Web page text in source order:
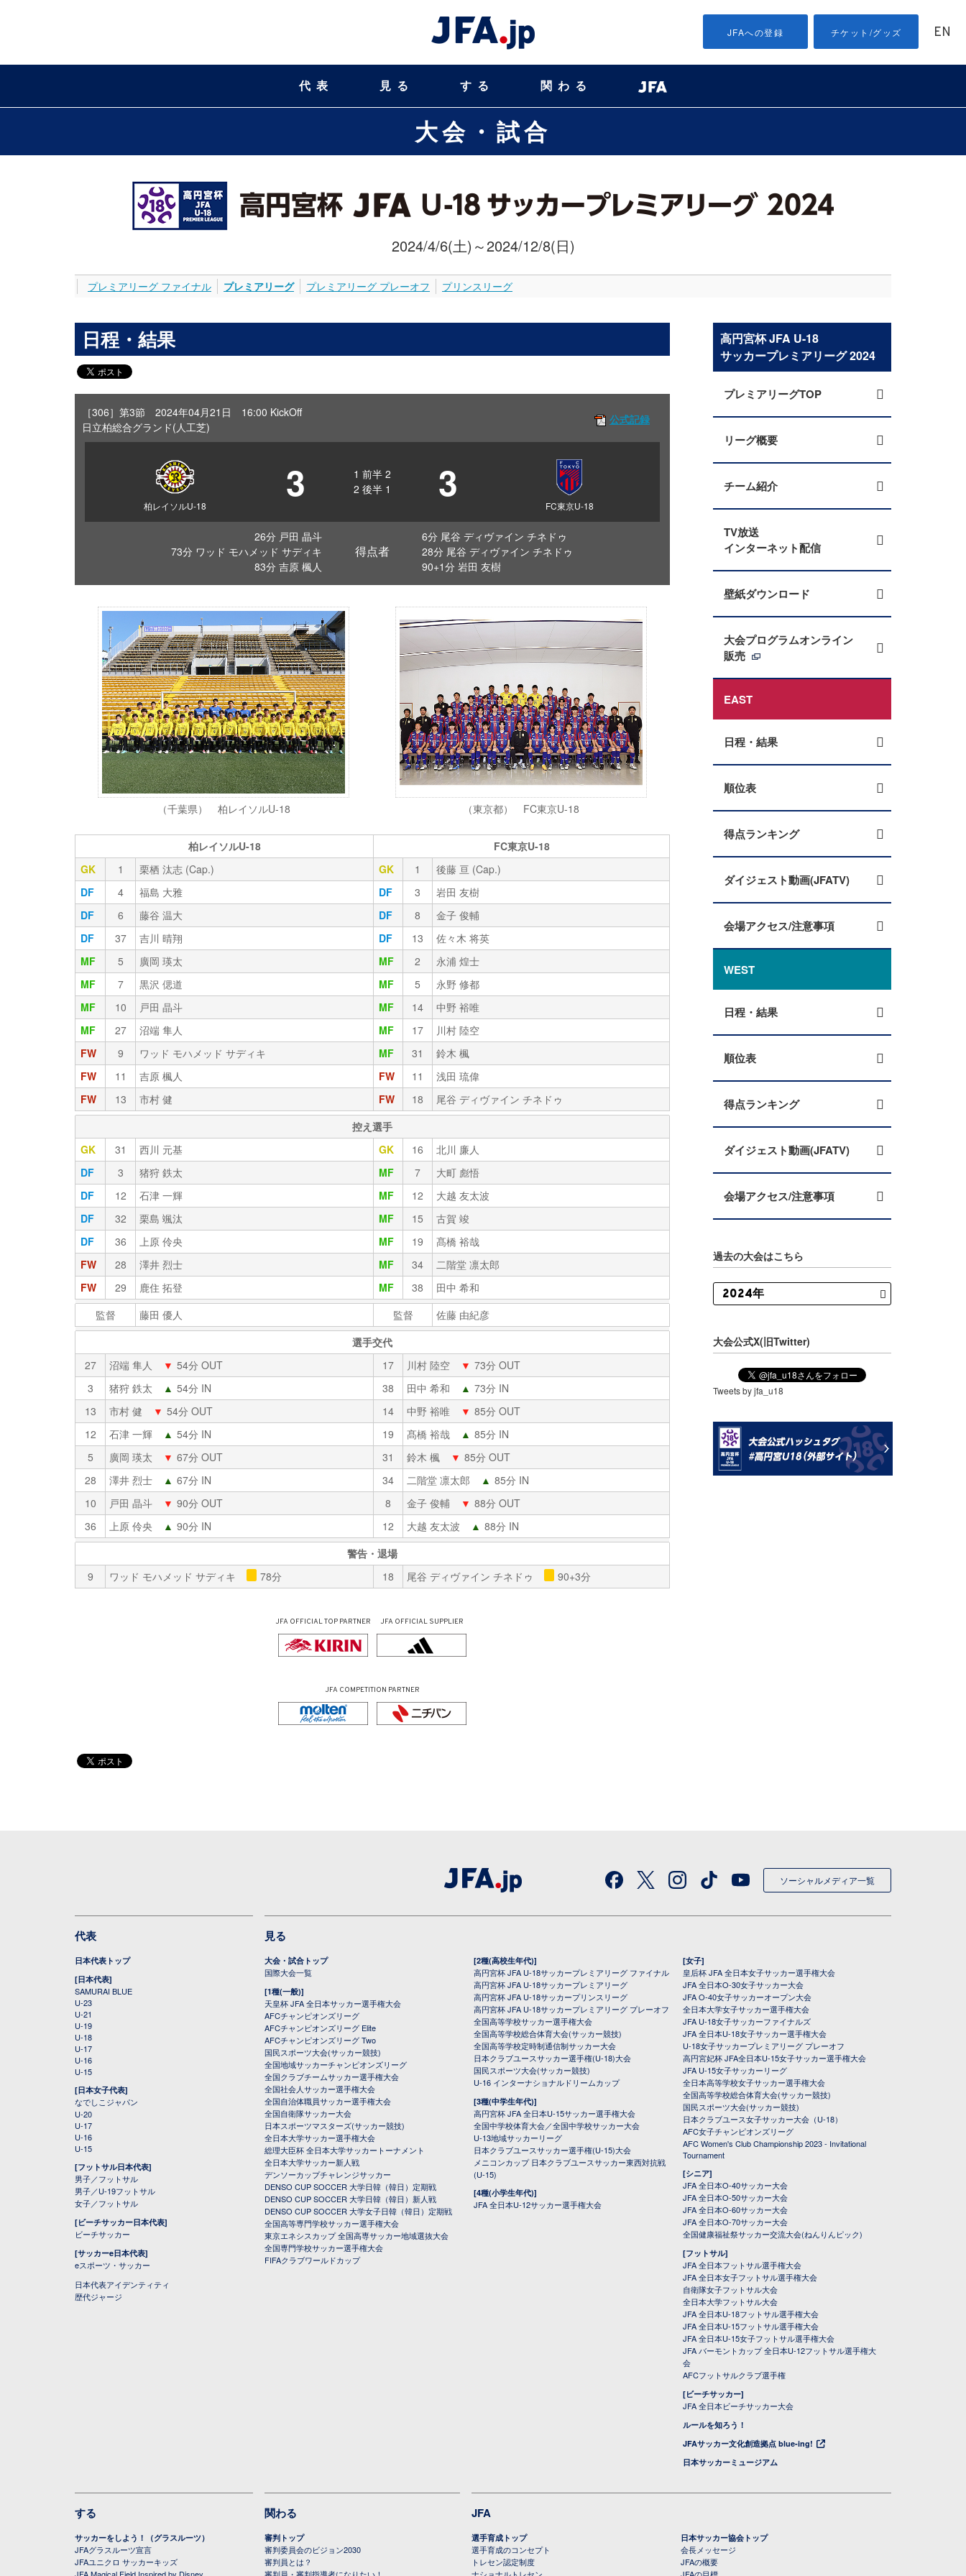
JFAへの登録 チケット/グッズ EN
代表 見る する 関わる
大会・試合
2024/4/6(土)～2024/12/8(日)
プレミアリーグ ファイナル プレミアリーグ プレミアリーグ プレーオフ プリンスリーグ
日程・結果
［306］第3節 2024年04月21日 16:00 KickOff
日立柏総合グランド(人工芝)
公式記録
柏レイソルU-18 3 1 前半 2
2 後半 1 3 FC東京U-18
26分 戸田 晶斗
73分 ワッド モハメッド サディキ
83分 吉原 楓人
得点者
6分 尾谷 ディヴァイン チネドゥ
28分 尾谷 ディヴァイン チネドゥ
90+1分 岩田 友樹
（千葉県） 柏レイソルU-18 （東京都） FC東京U-18
柏レイソルU-18
FC東京U-18
GK
1 栗栖 汰志 (Cap.) GK 1
後藤 亘 (Cap.)
DF
4 福島 大雅 DF 3
岩田 友樹
DF
6 藤谷 温大 DF 8
金子 俊輔
DF
37 吉川 晴翔 DF 13
佐々木 将英
MF
5 廣岡 瑛太 MF 2
永浦 煌士
MF
7 黒沢 偲道 MF 5
永野 修都
MF
10 戸田 晶斗 MF 14
中野 裕唯
MF
27 沼端 隼人 MF 17
川村 陸空
FW
9 ワッド モハメッド サディキ MF 31
鈴木 楓
FW
11 吉原 楓人 FW 11
浅田 琉偉
FW
13 市村 健 FW 18
尾谷 ディヴァイン チネドゥ
控え選手
GK
31 西川 元基 GK 16
北川 廉人
DF
3 猪狩 鉄太 MF 7
大町 彪悟
DF
12 石津 一輝 MF 12
大越 友太波
DF
32 栗島 颯汰 MF 15
古賀 竣
DF
36 上原 伶央 MF 19
髙橋 裕哉
FW
28 澤井 烈士 MF 34
二階堂 凛太郎
FW
29 鹿住 拓登 MF 38
田中 希和
監督
藤田 優人 監督
佐藤 由紀彦
選手交代
27
沼端 隼人 ▼ 54分 OUT 17 川村 陸空 ▼ 73分 OUT
3
猪狩 鉄太 ▲ 54分 IN 38 田中 希和 ▲ 73分 IN
13
市村 健 ▼ 54分 OUT 14 中野 裕唯 ▼ 85分 OUT
12
石津 一輝 ▲ 54分 IN 19 髙橋 裕哉 ▲ 85分 IN
5
廣岡 瑛太 ▼ 67分 OUT 31 鈴木 楓 ▼ 85分 OUT
28
澤井 烈士 ▲ 67分 IN 34 二階堂 凛太郎 ▲ 85分 IN
10
戸田 晶斗 ▼ 90分 OUT 8 金子 俊輔 ▼ 88分 OUT
36
上原 伶央 ▲ 90分 IN 12 大越 友太波 ▲ 88分 IN
警告・退場
9
ワッド モハメッド サディキ 78分 18 尾谷 ディヴァイン チネドゥ 90+3分
JFA OFFICIALTOP PARTNER JFA OFFICIAL SUPPLIER
JFA COMPETITION PARTNER
高円宮杯 JFA U-18
サッカープレミアリーグ 2024
プレミアリーグTOP
リーグ概要
チーム紹介
TV放送
インターネット配信
壁紙ダウンロード
大会プログラムオンライン
販売
EAST
日程・結果
順位表
得点ランキング
ダイジェスト動画(JFATV)
会場アクセス/注意事項
WEST
日程・結果
順位表
得点ランキング
ダイジェスト動画(JFATV)
会場アクセス/注意事項
過去の大会はこちら
大会公式X(旧Twitter)
Tweets by jfa_u18
ソーシャルメディア一覧
代表
日本代表トップ
[日本代表]
SAMURAI BLUE
U-23
U-21
U-19
U-18
U-17
U-16
U-15
[日本女子代表]
なでしこジャパン
U-20
U-17
U-16
U-15
[フットサル日本代表]
男子／フットサル
男子／U-19フットサル
女子／フットサル
[ビーチサッカー日本代表]
ビーチサッカー
[サッカーe日本代表]
eスポーツ・サッカー
日本代表アイデンティティ
歴代ジャージ
見る
大会・試合トップ
国際大会一覧
[1種(一般)]
天皇杯 JFA 全日本サッカー選手権大会
AFCチャンピオンズリーグ
AFCチャンピオンズリーグ Elite
AFCチャンピオンズリーグ Two
国民スポーツ大会(サッカー競技)
全国地域サッカーチャンピオンズリーグ
全国クラブチームサッカー選手権大会
全国社会人サッカー選手権大会
全国自治体職員サッカー選手権大会
全国自衛隊サッカー大会
日本スポーツマスターズ(サッカー競技)
全日本大学サッカー選手権大会
総理大臣杯 全日本大学サッカートーナメント
全日本大学サッカー新人戦
デンソーカップチャレンジサッカー
DENSO CUP SOCCER 大学日韓（韓日）定期戦
DENSO CUP SOCCER 大学日韓（韓日）新人戦
DENSO CUP SOCCER 大学女子日韓（韓日）定期戦
全国高等専門学校サッカー選手権大会
東京エネシスカップ 全国高専サッカー地域選抜大会
全国専門学校サッカー選手権大会
FIFAクラブワールドカップ
[2種(高校生年代)]
高円宮杯 JFA U-18サッカープレミアリーグ ファイナル
高円宮杯 JFA U-18サッカープレミアリーグ
高円宮杯 JFA U-18サッカープリンスリーグ
高円宮杯 JFA U-18サッカープレミアリーグ プレーオフ
全国高等学校サッカー選手権大会
全国高等学校総合体育大会(サッカー競技)
全国高等学校定時制通信制サッカー大会
日本クラブユースサッカー選手権(U-18)大会
国民スポーツ大会(サッカー競技)
U-16 インターナショナルドリームカップ
[3種(中学生年代)]
高円宮杯 JFA 全日本U-15サッカー選手権大会
全国中学校体育大会／全国中学校サッカー大会
U-13地域サッカーリーグ
日本クラブユースサッカー選手権(U-15)大会
メニコンカップ 日本クラブユースサッカー東西対抗戦
(U-15)
[4種(小学生年代)]
JFA 全日本U-12サッカー選手権大会
[女子]
皇后杯 JFA 全日本女子サッカー選手権大会
JFA 全日本O-30女子サッカー大会
JFA O-40女子サッカーオープン大会
全日本大学女子サッカー選手権大会
JFA U-18女子サッカーファイナルズ
JFA 全日本U-18女子サッカー選手権大会
U-18女子サッカープレミアリーグ プレーオフ
高円宮妃杯 JFA全日本U-15女子サッカー選手権大会
JFA U-15女子サッカーリーグ
全日本高等学校女子サッカー選手権大会
全国高等学校総合体育大会(サッカー競技)
国民スポーツ大会(サッカー競技)
日本クラブユース女子サッカー大会（U-18）
AFC女子チャンピオンズリーグ
AFC Women's Club Championship 2023 - Invitational
Tournament
[シニア]
JFA 全日本O-40サッカー大会
JFA 全日本O-50サッカー大会
JFA 全日本O-60サッカー大会
JFA 全日本O-70サッカー大会
全国健康福祉祭サッカー交流大会(ねんりんピック)
[フットサル]
JFA 全日本フットサル選手権大会
JFA 全日本女子フットサル選手権大会
自衛隊女子フットサル大会
全日本大学フットサル大会
JFA 全日本U-18フットサル選手権大会
JFA 全日本U-15フットサル選手権大会
JFA 全日本U-15女子フットサル選手権大会
JFA バーモントカップ 全日本U-12フットサル選手権大
会
AFCフットサルクラブ選手権
[ビーチサッカー]
JFA 全日本ビーチサッカー大会
ルールを知ろう！
JFAサッカー文化創造拠点 blue-ing!
日本サッカーミュージアム
する
サッカーをしよう！（グラスルーツ）
JFAグラスルーツ宣言
JFAユニクロ サッカーキッズ
JFA Magical Field Inspired by Disney
関わる
審判トップ
審判委員会のビジョン2030
審判員とは？
審判員・審判指導者になりたい！
JFA
選手育成トップ
選手育成のコンセプト
トレセン認定制度
ナショナルトレセン
日本サッカー協会トップ
会長メッセージ
JFAの概要
JFAの目標